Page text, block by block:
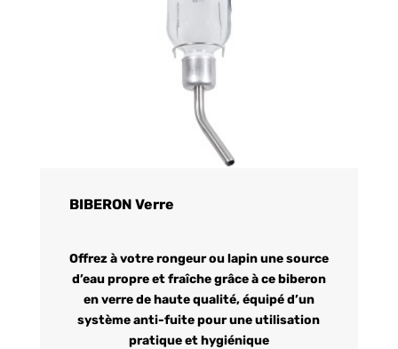
BIBERON Verre
Offrez à votre rongeur ou lapin une source
d’eau propre et fraîche grâce à ce biberon
en verre de haute qualité, équipé d’un
système anti-fuite pour une utilisation
pratique et hygiénique